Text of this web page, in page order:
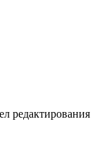
редактирования